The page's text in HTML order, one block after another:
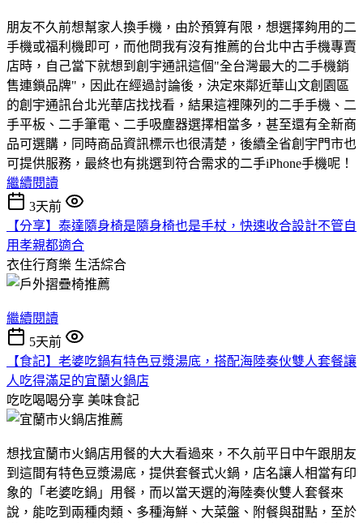
朋友不久前想幫家人換手機，由於預算有限，想選擇夠用的二
手機或福利機即可，而他問我有沒有推薦的台北中古手機專賣
店時，自己當下就想到創宇通訊這個"全台灣最大的二手機銷
售連鎖品牌"，因此在經過討論後，決定來鄰近華山文創園區
的創宇通訊台北光華店找找看，結果這裡陳列的二手手機、二
手平板、二手筆電、二手吸塵器選擇相當多，甚至還有全新商
品可選購，同時商品資訊標示也很清楚，後續全省創宇門市也
可提供服務，最終也有挑選到符合需求的二手iPhone手機呢！
繼續閱讀
3天前
【分享】泰達隨身椅是隨身椅也是手杖，快速收合設計不管自
用孝親都適合
衣住行育樂 生活綜合
繼續閱讀
5天前
【食記】老婆吃鍋有特色豆漿湯底，搭配海陸奏伙雙人套餐讓
人吃得滿足的宜蘭火鍋店
吃吃喝喝分享 美味食記
想找宜蘭市火鍋店用餐的大大看過來，不久前平日中午跟朋友
到這間有特色豆漿湯底，提供套餐式火鍋，店名讓人相當有印
象的「老婆吃鍋」用餐，而以當天選的海陸奏伙雙人套餐來
說，能吃到兩種肉類、多種海鮮、大菜盤、附餐與甜點，至於